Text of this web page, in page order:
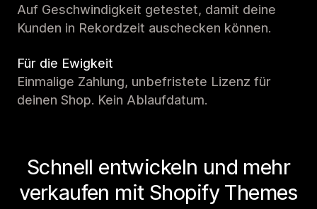
Auf Geschwindigkeit getestet, damit deine
Kunden in Rekordzeit auschecken können.
Für die Ewigkeit
Einmalige Zahlung, unbefristete Lizenz für
deinen Shop. Kein Ablaufdatum.
Schnell entwickeln und mehr
verkaufen mit Shopify Themes